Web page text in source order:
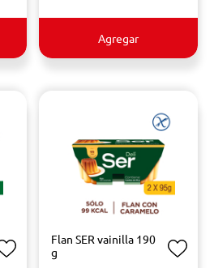
Agregar
Flan SER vainilla 190
g